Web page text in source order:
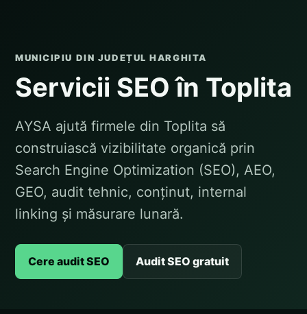
MUNICIPIU DIN JUDEȚUL HARGHITA
Servicii SEO în Toplita
AYSA ajută firmele din Toplita să
construiască vizibilitate organică prin
Search Engine Optimization (SEO), AEO,
GEO, audit tehnic, conținut, internal
linking și măsurare lunară.
Cere audit SEO Audit SEO gratuit